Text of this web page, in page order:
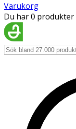
Varukorg
Du har 0